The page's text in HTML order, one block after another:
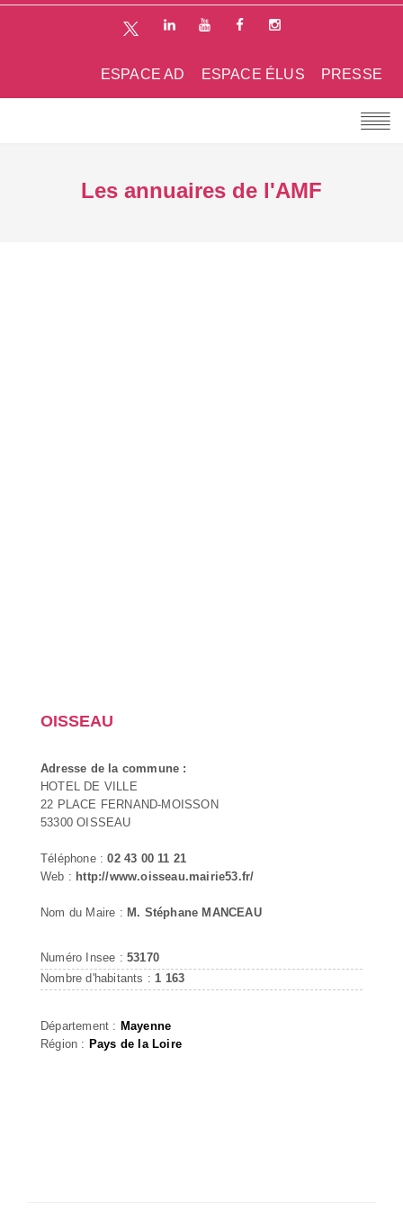
PRESSE
ESPACE ÉLUS
ESPACE AD
Les annuaires de l'AMF
OISSEAU
Adresse de la commune :
HOTEL DE VILLE
22 PLACE FERNAND-MOISSON
53300 OISSEAU
Téléphone :02 43 00 11 21
Web : http://www.oisseau.mairie53.fr/
Nom du Maire : M. Stéphane MANCEAU
Numéro Insee : 53170
Nombre d'habitants : 1 163
Département : Mayenne
Région : Pays de la Loire